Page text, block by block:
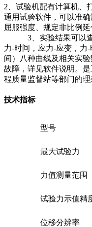
2、试验机配有计算机、
通用试验软件，可以准
屈服强度、规定非比例
3、实验结果可以查
力-时间，应力-应变，力
间）八种曲线及相关实
故障，详见软件说明。
程质量监督站等部门的理
技术指标
型号
最大试验力
力值测量范围
试验力示值精
位移分辨率